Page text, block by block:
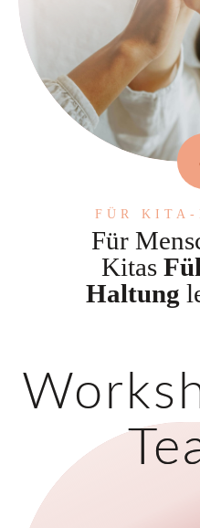
FÜR KITA-
Für
Kitas
Haltung